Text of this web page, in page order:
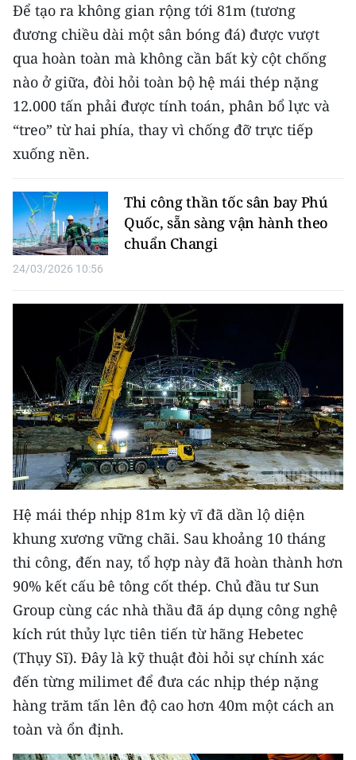
Media Thể thao
Media Giáo dục
Media Y tế
Media Khoa học - Công nghệ
Media Môi trường
Infographic
TIN MỚI
TIN ĐỊA PHƯƠNG
Trung du và miền núi phía Bắc
Đồng bằng sông Hồng
Bắc Trung Bộ
Duyên hải Nam Trung Bộ và Tây
Nguyên
Đồng bằng sông Cửu Long
Chuyên trang Hà Nội
Chuyên trang TP. Hồ Chí Minh
CHUYÊN ĐỀ
CÁC CHUYÊN TRANG
VỀ BÁO NHÂN DÂN
Để tạo ra không gian rộng tới 81m (tương
đương chiều dài một sân bóng đá) được vượt
qua hoàn toàn mà không cần bất kỳ cột chống
nào ở giữa, đòi hỏi toàn bộ hệ mái thép nặng
12.000 tấn phải được tính toán, phân bổ lực và
“treo” từ hai phía, thay vì chống đỡ trực tiếp
xuống nền.
Thi công thần tốc sân bay Phú
Quốc, sẵn sàng vận hành theo
chuẩn Changi
24/03/2026 10:56
Hệ mái thép nhịp 81m kỳ vĩ đã dần lộ diện
khung xương vững chãi. Sau khoảng 10 tháng
thi công, đến nay, tổ hợp này đã hoàn thành hơn
90% kết cấu bê tông cốt thép. Chủ đầu tư Sun
Group cùng các nhà thầu đã áp dụng công nghệ
kích rút thủy lực tiên tiến từ hãng Hebetec
(Thụy Sĩ). Đây là kỹ thuật đòi hỏi sự chính xác
đến từng milimet để đưa các nhịp thép nặng
hàng trăm tấn lên độ cao hơn 40m một cách an
toàn và ổn định.